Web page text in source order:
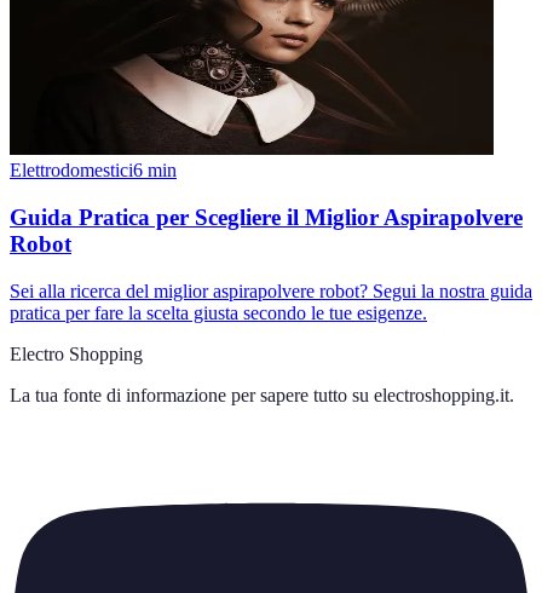
Elettrodomestici6 min
Guida Pratica per Scegliere il Miglior Aspirapolvere
Robot
Sei alla ricerca del miglior aspirapolvere robot? Segui la nostra guida
pratica per fare la scelta giusta secondo le tue esigenze.
Electro Shopping
La tua fonte di informazione per sapere tutto su electroshopping.it.